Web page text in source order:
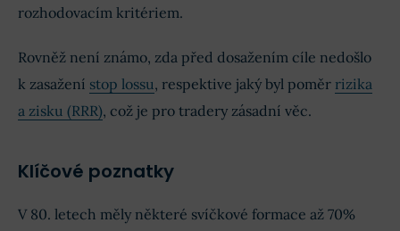
rozhodovacím kritériem.
Rovněž není známo, zda před dosažením cíle nedošlo
k zasažení stop lossu, respektive jaký byl poměr rizika
a zisku (RRR), což je pro tradery zásadní věc.
Klíčové poznatky
V 80. letech měly některé svíčkové formace až 70%